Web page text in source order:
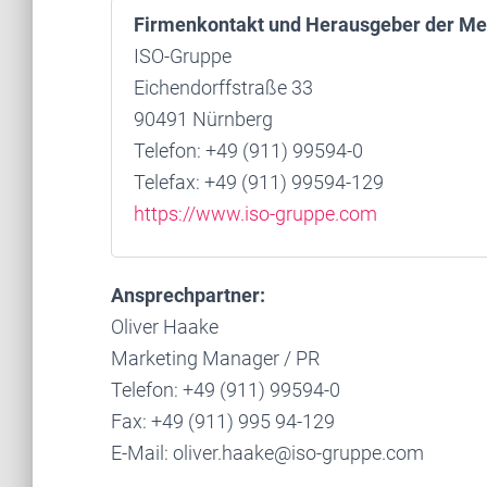
Firmenkontakt und Herausgeber der
ISO-Gruppe
Eichendorffstraße 33
90491 Nürnberg
Telefon: +49 (911) 99594-0
Telefax: +49 (911) 99594-129
https://www.iso-gruppe.com
Ansprechpartner:
Oliver Haake
Marketing Manager / PR
Telefon: +49 (911) 99594-0
Fax: +49 (911) 995 94-129
E-Mail: oliver.haake@iso-gruppe.com